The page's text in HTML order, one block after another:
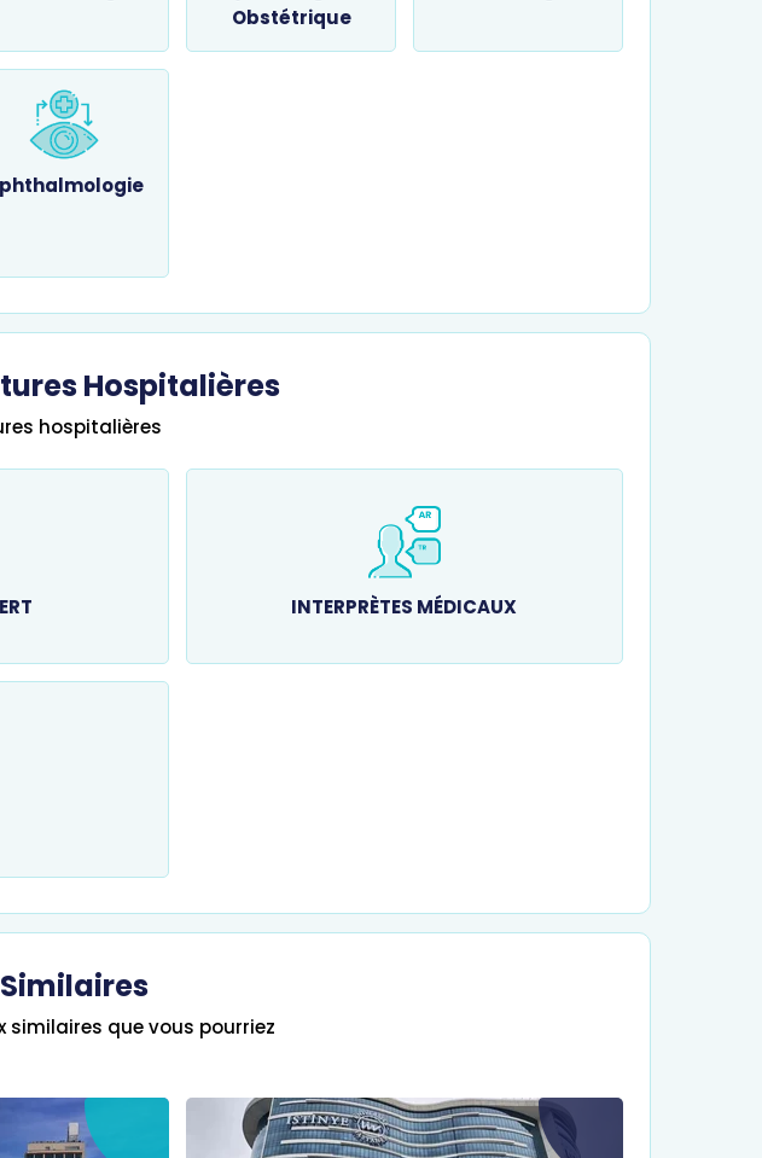
Obstétrique
Hospitalières
hospitalières
INTERPRÈTES MÉDICAUX
que vous pourriez